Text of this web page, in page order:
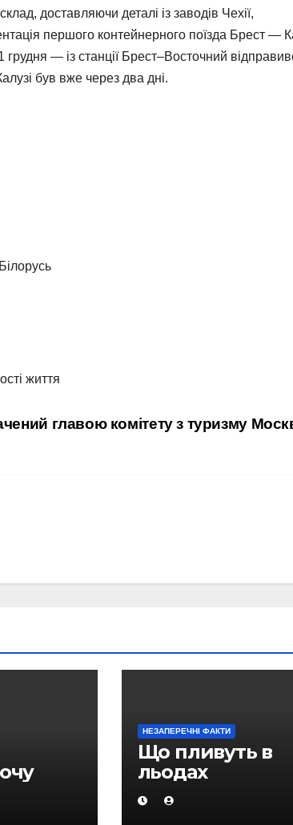
доставляючи деталі із заводів Чехії,
першого контейнерного поїзда Брест —
— із станції Брест–Восточний
був вже через два дні.
життя
главою комітету з туризму
НЕЗАПЕРЕЧНІ ФАКТИ
Що пливуть в
льодах